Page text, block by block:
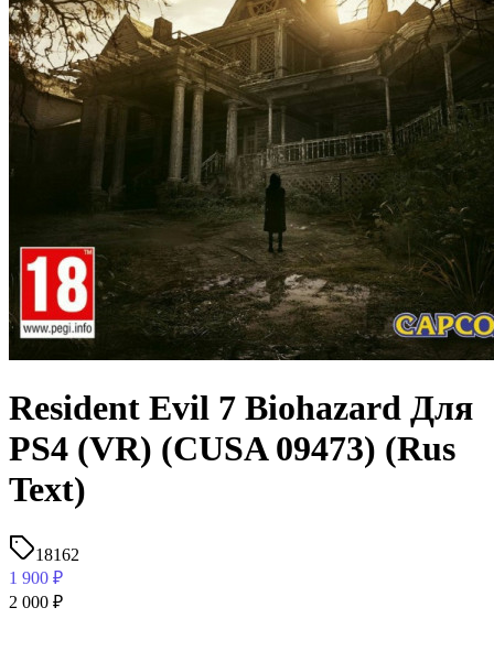
Resident Evil 7 Biohazard Для
PS4 (VR) (CUSA 09473) (Rus
Text)
18162
1 900 ₽
2 000 ₽